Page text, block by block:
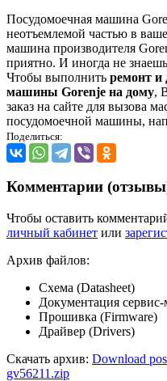
Посудомоечная машина
неотъемлемой частью в
машина производителя
приятно. И иногда не
Чтобы выполнить ремонт и
машины Gorenje на дому,
заказ на сайте для вызова
посудомоечной машины,
Поделиться:
Комментарии
Чтобы оставить
личный кабинет или
Архив файлов:
Схема (Datasheet)
Документация
Прошивка (Firmware)
Драйвер (Drivers)
Скачать архив: Download
gv56211.zip